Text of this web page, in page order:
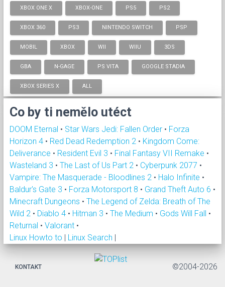
XBOX ONE X XBOX-ONE PS5 PS2
XBOX 360 PS3 NINTENDO SWITCH PSP
MOBIL XBOX WII WIIU 3DS
GBA N-GAGE PS VITA GOOGLE STADIA
XBOX SERIES X ALL
Co by ti nemělo utéct
DOOM Eternal • Star Wars Jedi: Fallen Order • Forza
Horizon 4 • Red Dead Redemption 2 • Kingdom Come:
Deliverance • Resident Evil 3 • Final Fantasy VII Remake •
Wasteland 3 • The Last of Us Part 2 • Cyberpunk 2077 •
Vampire: The Masquerade - Bloodlines 2 • Halo Infinite •
Baldur's Gate 3 • Forza Motorsport 8 • Grand Theft Auto 6 •
Minecraft Dungeons • The Legend of Zelda: Breath of The
Wild 2 • Diablo 4 • Hitman 3 • The Medium • Gods Will Fall •
Returnal • Valorant •
Linux Howto to | Linux Search |
KONTAKT ©2004-2026